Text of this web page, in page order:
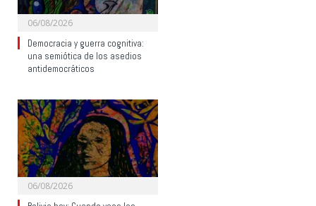
06/08/2026
Democracia y guerra cognitiva:
una semiótica de los asedios
antidemocráticos
06/08/2026